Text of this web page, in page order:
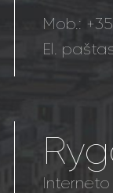
Mob.:
El.